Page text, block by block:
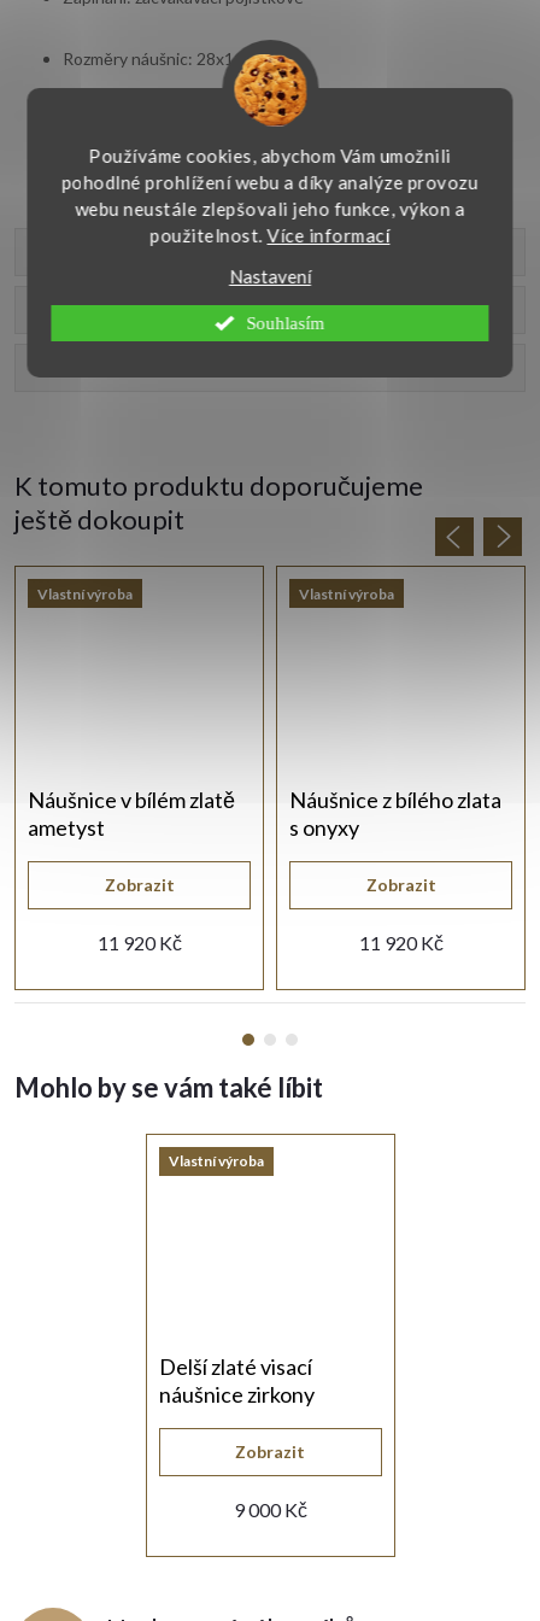
Používáme cookies, abychom Vám umožnili
pohodlné prohlížení webu a díky analýze provozu
webu neustále zlepšovali jeho funkce, výkon a
použitelnost.Více informací
Nastavení
Souhlasím
Rozměry náušnic: 28x11 mm
Elegantní design vhodný pro každodenní i slavnostní nošení
Dárkové balení
Parametry produktu
Recenze
K tomuto produktu doporučujeme
ještě dokoupit
Vlastní výroba
Náušnice v bílém zlatě
ametyst
11 920 Kč
Zobrazit
Vlastní výroba
Náušnice z bílého zlata
s onyxy
11 920 Kč
Zobrazit
Vlastní výroba
Delší zlaté visací
náušnice zirkony
9 000 Kč
Zobrazit